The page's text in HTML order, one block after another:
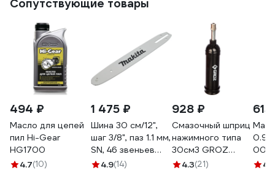
Сопутствующие товары
494 ₽
Масло для цепей
пил Hi-Gear
HG1700
4.7(10)
1 475 ₽
Шина 30 см/12",
шаг 3/8", паз 1.1 мм,
SN, 46 звеньев
Makita 191G15-1
4.9(14)
928 ₽
Смазочный шприц
нажимного типа
30см3 GROZ
GR43100 - G6P
4.3(21)
4.8